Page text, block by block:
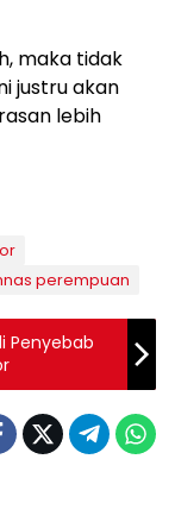
maka tidak
justru akan
lebih
perempuan
Penyebab